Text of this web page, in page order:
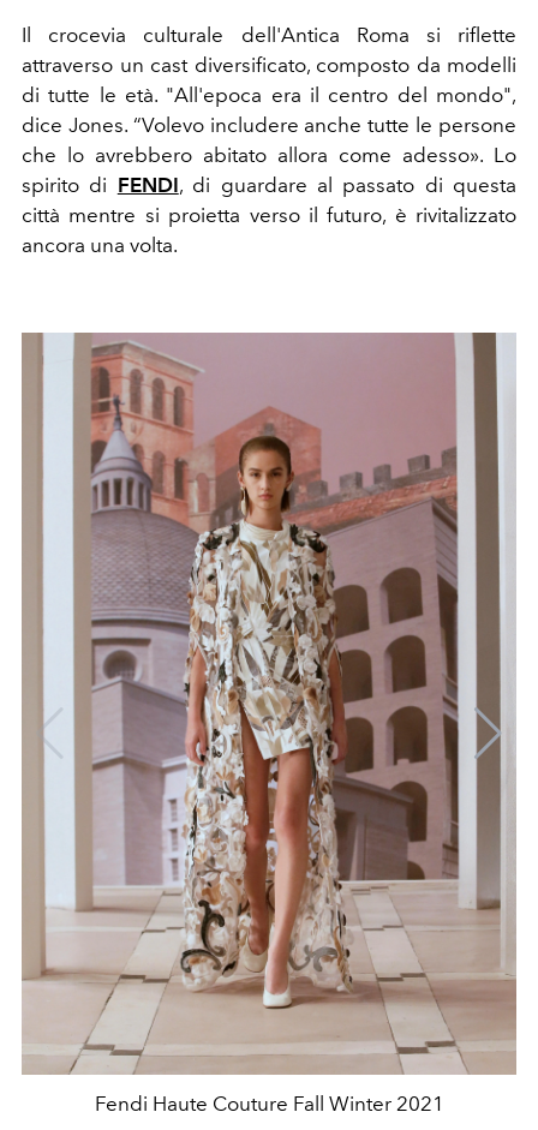
Il crocevia culturale dell'Antica Roma si riflette
attraverso un cast diversificato, composto da modelli
di tutte le età. "All'epoca era il centro del mondo",
dice Jones. “Volevo includere anche tutte le persone
che lo avrebbero abitato allora come adesso». Lo
spirito di FENDI, di guardare al passato di questa
città mentre si proietta verso il futuro, è rivitalizzato
ancora una volta.
Fendi Haute Couture Fall Winter 2021